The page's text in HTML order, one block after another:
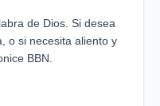
de Dios. Si desea
o si necesita aliento y
BBN.